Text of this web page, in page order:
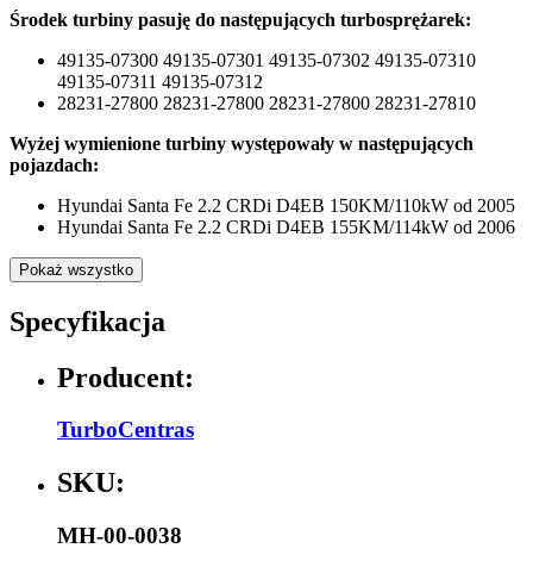
Środek turbiny pasuję do następujących turbosprężarek:
49135-07300 49135-07301 49135-07302 49135-07310
49135-07311 49135-07312
28231-27800 28231-27800 28231-27800 28231-27810
Wyżej wymienione turbiny występowały w następujących
pojazdach:
Hyundai Santa Fe 2.2 CRDi D4EB 150KM/110kW od 2005
Hyundai Santa Fe 2.2 CRDi D4EB 155KM/114kW od 2006
Pokaż wszystko
Specyfikacja
Producent:
TurboCentras
SKU:
MH-00-0038